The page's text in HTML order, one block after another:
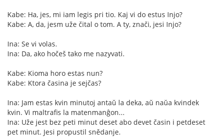
Kabe: Ha, jes, mi iam legis pri tio. Kaj vi do estus Injo?
Kabe: A, da, jesm uže čital o tom. A ty, znači, jesi Injo?
Ina: Se vi volas.
Ina: Da, ako hočeš tako me nazyvati.
Kabe: Kioma horo estas nun?
Kabe: Ktora časina je sejčas?
Ina: Jam estas kvin minutoj antaŭ la deka, aŭ naŭa kvindek
kvin. Vi maltrafis la matenmanĝon...
Ina: Uže jest bez peti minut deset abo devet časin i petdeset
pet minut. Jesi propustil snědanje.